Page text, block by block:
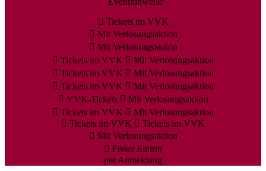
Tickets im VVK
Mit Verlosungsaktion
Mit Verlosungsaktion
Tickets im VVK
Mit Verlosungsaktion
Tickets im VVK
Mit Verlosungsaktion
Tickets im VVK
Mit Verlosungsaktion
VVK-Tickets
Mit Verlosungsaktion
Tickets im VVK
Mit Verlosungsaktion
Tickets im VVK
Tickets im VVK
Mit Verlosungsaktion
Freier Eintritt
per Anmeldung